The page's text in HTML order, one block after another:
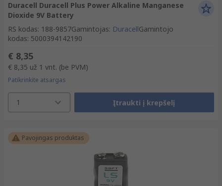
Duracell Duracell Plus Power Alkaline Manganese
Dioxide 9V Battery
RS kodas: 188-9857Gamintojas: DuracellGamintojo
kodas: 5000394142190
€ 8,35
€ 8,35 už 1 vnt. (be PVM)
Patikrinkite atsargas
1 Įtraukti į krepšelį
Pavojingas produktas